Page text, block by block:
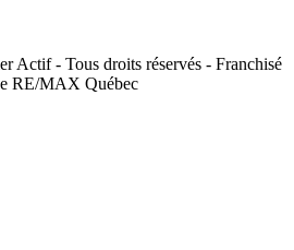
Actif - Tous droits réservés - Franchisé
RE/MAX Québec